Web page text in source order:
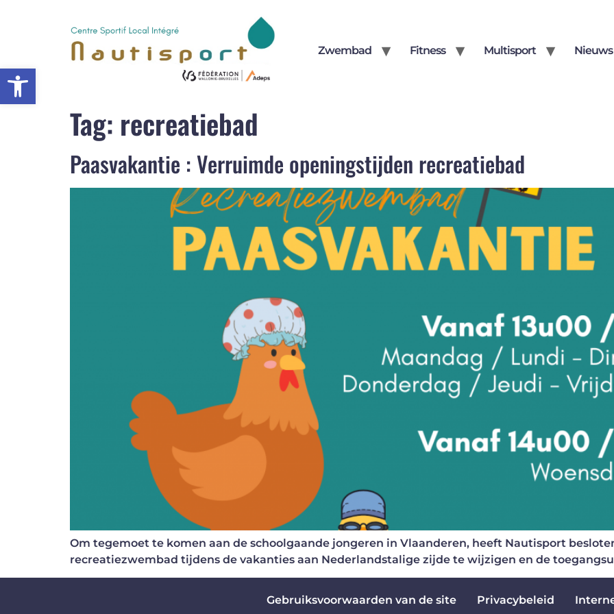
Open werkbalk
Zwembad Fitness Multisport Nieuws
Tag: recreatiebad
Paasvakantie : Verruimde openingstijden recreatiebad
Om tegemoet te komen aan de schoolgaande jongeren in Vlaanderen, heeft Nautisport
recreatiezwembad tijdens de vakanties aan Nederlandstalige zijde te wijzigen en de
Gebruiksvoorwaarden van de site Privacybeleid